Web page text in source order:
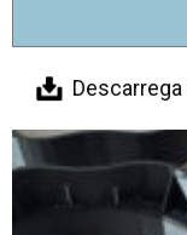
Descarrega